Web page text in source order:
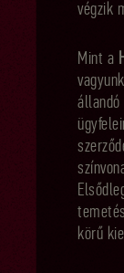
végzik
Mint a
körű